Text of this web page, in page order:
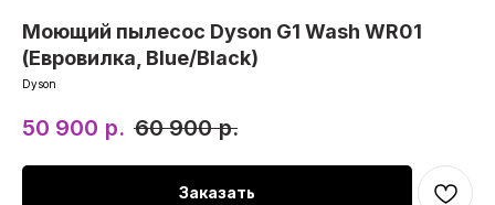
Моющий пылесос Dyson G1 Wash WR01
(Евровилка, Blue/Black)
Dyson
50 900 р. 60 900 р.
Заказать